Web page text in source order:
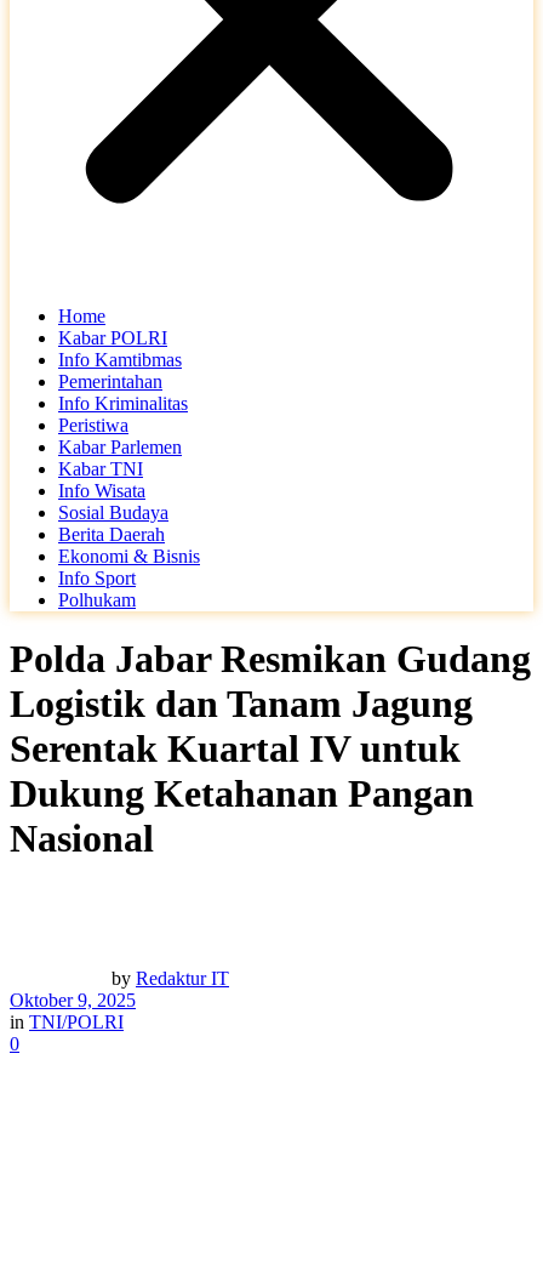
Home
Kabar POLRI
Info Kamtibmas
Pemerintahan
Info Kriminalitas
Peristiwa
Kabar Parlemen
Kabar TNI
Info Wisata
Sosial Budaya
Berita Daerah
Ekonomi & Bisnis
Info Sport
Polhukam
Polda Jabar Resmikan Gudang
Logistik dan Tanam Jagung
Serentak Kuartal IV untuk
Dukung Ketahanan Pangan
Nasional
by Redaktur IT
Oktober 9, 2025
in TNI/POLRI
0